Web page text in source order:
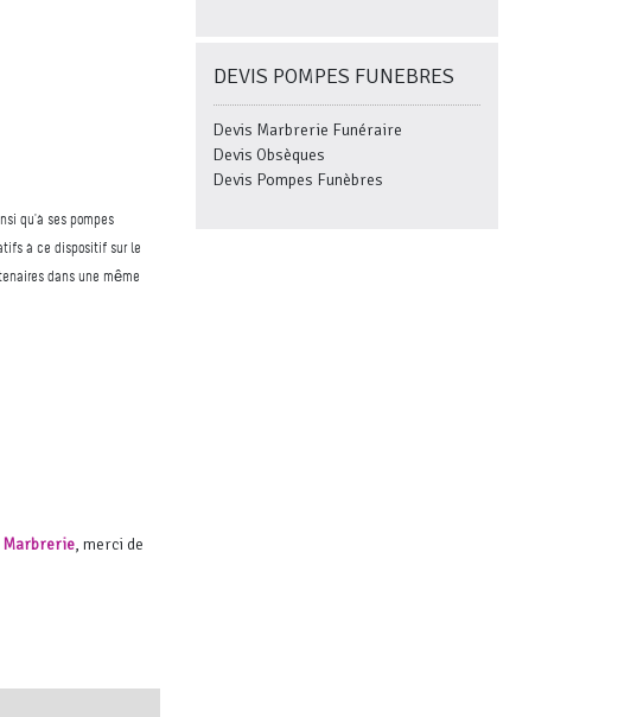
Marbrerie, merci de
DEVIS POMPES FUNEBRES
Devis Marbrerie Funéraire
Devis Obsèques
Devis Pompes Funèbres